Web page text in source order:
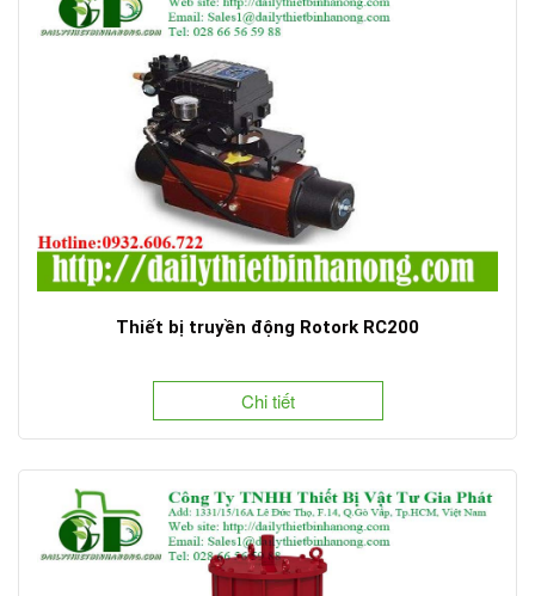
Thiết bị truyền động Rotork RC200
Chi tiết